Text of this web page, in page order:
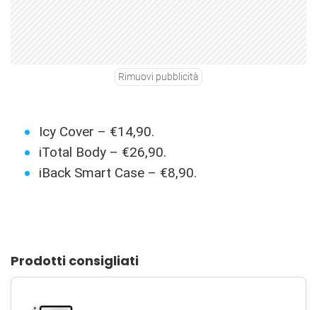
Rimuovi pubblicità
Icy Cover – €14,90.
iTotal Body – €26,90.
iBack Smart Case – €8,90.
Prodotti consigliati